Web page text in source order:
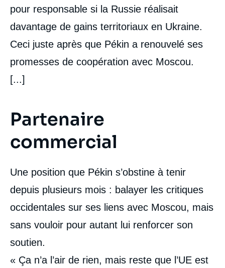
pour responsable si la Russie réalisait
davantage de gains territoriaux en Ukraine.
Ceci juste après que Pékin a renouvelé ses
promesses de coopération avec Moscou.
[...]
Partenaire
commercial
Une position que Pékin s’obstine à tenir
depuis plusieurs mois : balayer les critiques
occidentales sur ses liens avec Moscou, mais
sans vouloir pour autant lui renforcer son
soutien.
« Ça n’a l’air de rien, mais reste que l’UE est